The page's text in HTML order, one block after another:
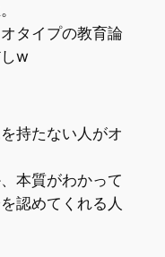
タイプの教育論
w
持たない人がオ
本質がわかって
認めてくれる人